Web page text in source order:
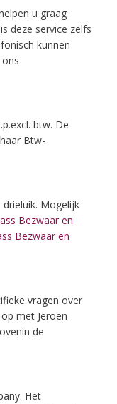
u graag
deze service zelfs
kunnen
btw. De
Btw-
Mogelijk
Bezwaar en
Bezwaar en
vragen over
met Jeroen
de
Het